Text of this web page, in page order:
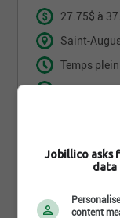
27.75$ à
Saint-
Temps plein
4 jour(s)
Jobillico asks
data
content